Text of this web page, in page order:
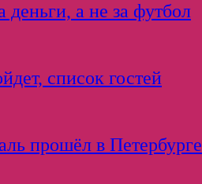
а не за футбол
список гостей
прошёл в Петербурге